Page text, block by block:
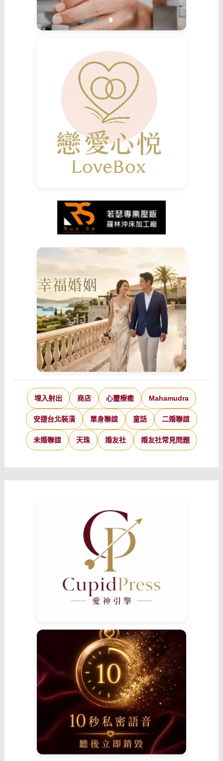
埋入射出 商店 心靈療癒 Mahamudra
安捷台北裝潢 單身聯誼 童話 二婚聯誼
未婚聯誼 天珠 婚友社 婚友社常見問題